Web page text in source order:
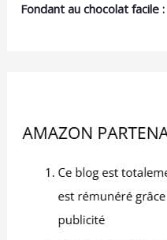
Fondant au chocolat